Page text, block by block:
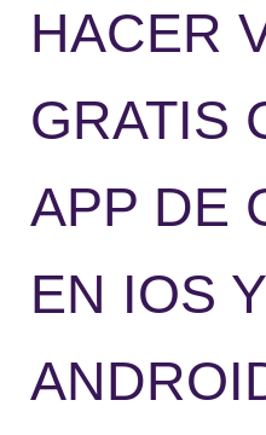
HACER
GRATIS
APP DE
EN IOS Y